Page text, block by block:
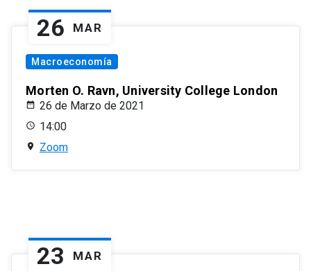
26 MAR
Macroeconomía
Morten O. Ravn, University College London
26 de Marzo de 2021
14:00
Zoom
23 MAR